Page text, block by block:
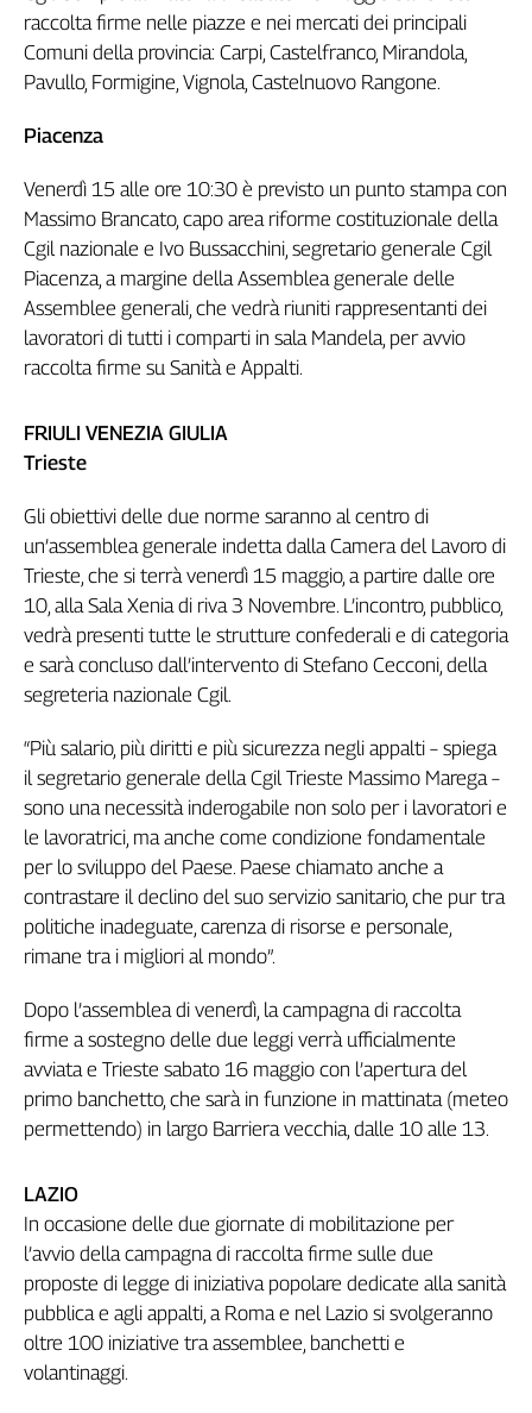
raccolta firme nelle piazze e nei mercati dei principali
Comuni della provincia: Carpi, Castelfranco, Mirandola,
Pavullo, Formigine, Vignola, Castelnuovo Rangone.
Piacenza
Venerdì 15 alle ore 10:30 è previsto un punto stampa con
Massimo Brancato, capo area riforme costituzionale della
Cgil nazionale e Ivo Bussacchini, segretario generale Cgil
Piacenza, a margine della Assemblea generale delle
Assemblee generali, che vedrà riuniti rappresentanti dei
lavoratori di tutti i comparti in sala Mandela, per avvio
raccolta firme su Sanità e Appalti.
FRIULI VENEZIA GIULIA
Trieste
Gli obiettivi delle due norme saranno al centro di
un’assemblea generale indetta dalla Camera del Lavoro di
Trieste, che si terrà venerdì 15 maggio, a partire dalle ore
10, alla Sala Xenia di riva 3 Novembre. L’incontro, pubblico,
vedrà presenti tutte le strutture confederali e di categoria
e sarà concluso dall’intervento di Stefano Cecconi, della
segreteria nazionale Cgil.
“Più salario, più diritti e più sicurezza negli appalti – spiega
il segretario generale della Cgil Trieste Massimo Marega –
sono una necessità inderogabile non solo per i lavoratori e
le lavoratrici, ma anche come condizione fondamentale
per lo sviluppo del Paese. Paese chiamato anche a
contrastare il declino del suo servizio sanitario, che pur tra
politiche inadeguate, carenza di risorse e personale,
rimane tra i migliori al mondo”.
Dopo l’assemblea di venerdì, la campagna di raccolta
firme a sostegno delle due leggi verrà ufficialmente
avviata e Trieste sabato 16 maggio con l’apertura del
primo banchetto, che sarà in funzione in mattinata (meteo
permettendo) in largo Barriera vecchia, dalle 10 alle 13.
LAZIO
In occasione delle due giornate di mobilitazione per
l’avvio della campagna di raccolta firme sulle due
proposte di legge di iniziativa popolare dedicate alla sanità
pubblica e agli appalti, a Roma e nel Lazio si svolgeranno
oltre 100 iniziative tra assemblee, banchetti e
volantinaggi.